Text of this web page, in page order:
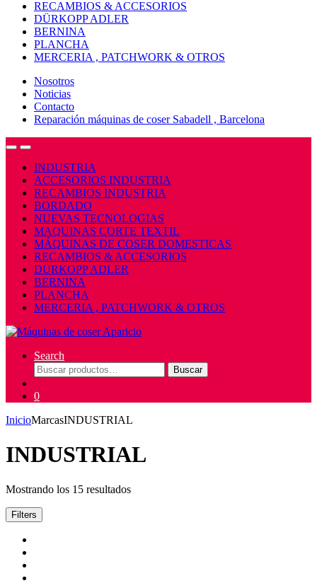
RECAMBIOS & ACCESORIOS
DÜRKOPP ADLER
BERNINA
PLANCHA
MERCERIA , PATCHWORK & OTROS
Nosotros
Noticias
Contacto
Reparación máquinas de coser Sabadell , Barcelona
OpenClose
INDUSTRIA
ACCESORIOS INDUSTRIA
RECAMBIOS INDUSTRIA
BORDADO
NUEVAS TECNOLOGIAS
MAQUINAS CORTE TEXTIL
MÁQUINAS DE COSER DOMESTICAS
RECAMBIOS & ACCESORIOS
DÜRKOPP ADLER
BERNINA
PLANCHA
MERCERIA , PATCHWORK & OTROS
Search
Buscar
por:
Buscar
0
InicioMarcasINDUSTRIAL
INDUSTRIAL
Mostrando los 15 resultados
Filters